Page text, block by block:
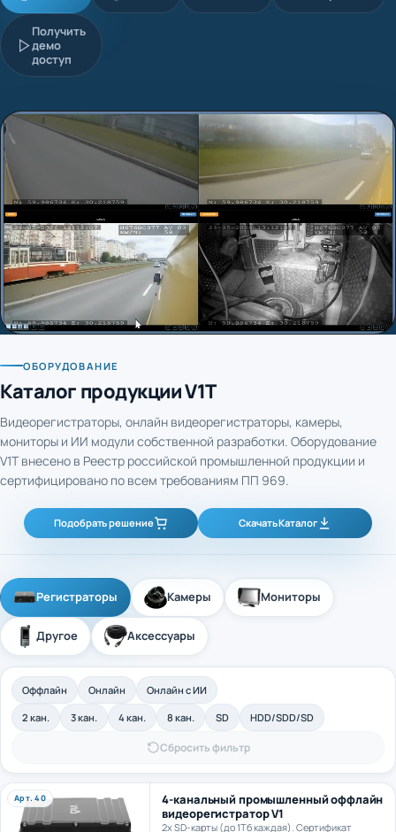
Получить
демо
доступ
Каталог продукции V1T
мониторы и ИИ модули собственной разработки. Оборудование
V1T внесено в Реестр российской промышленной продукции и
сертифицировано по всем требованиям ПП 969.
Подобрать решение Скачать Каталог
Оффлайн Онлайн Онлайн с ИИ
3 кан. 4 кан. SD HDD/SDD/SD
Арт. 40
4-канальный промышленный оффлайн
видеорегистратор V1
2х SD-карты (до 1Тб каждая). Сертификат